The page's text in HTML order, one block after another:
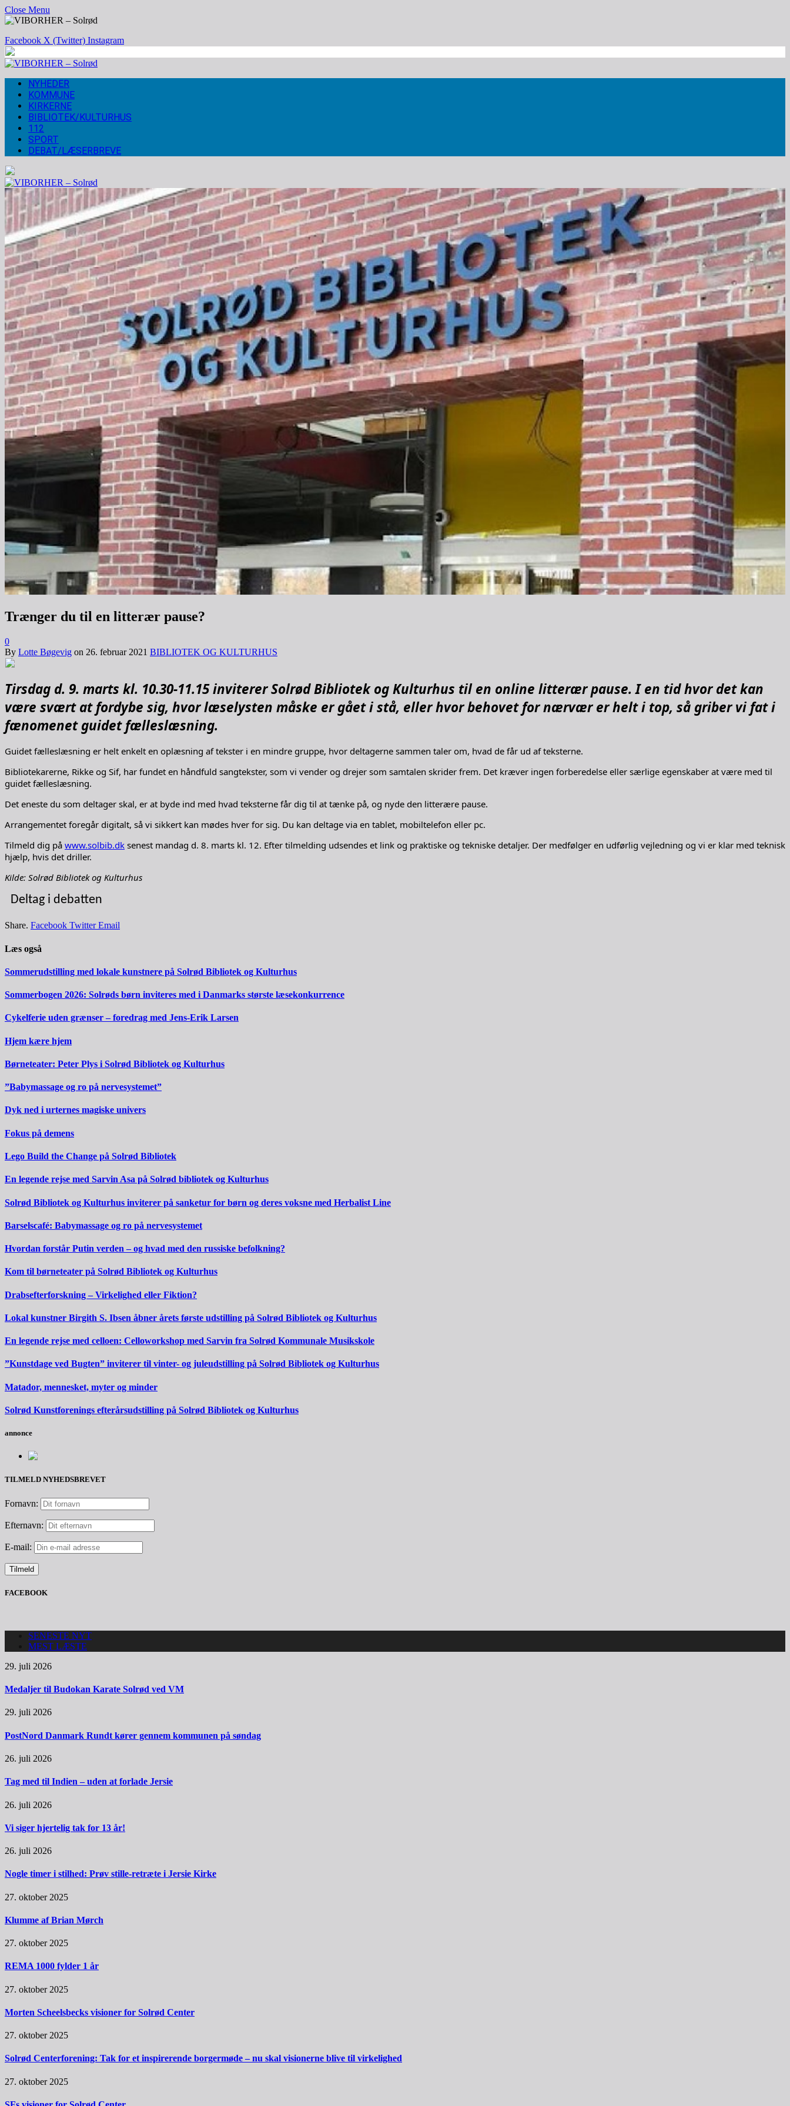
Close Menu
Facebook X (Twitter) Instagram
NYHEDER
KOMMUNE
KIRKERNE
BIBLIOTEK/KULTURHUS
112
SPORT
DEBAT/LÆSERBREVE
Trænger du til en litterær pause?
0
By Lotte Bøgevig on 26. februar 2021 BIBLIOTEK OG KULTURHUS
Tirsdag d. 9. marts kl. 10.30-11.15 inviterer Solrød Bibliotek og Kulturhus til en online litterær pause.I en tid hvor det kan
være svært at fordybe sig, hvor læselysten måske er gået i stå, eller hvor behovet for nærvær er helt i top, så griber vi fat i
fænomenet guidet fælleslæsning.
Guidet fælleslæsning er helt enkelt en oplæsning af tekster i en mindre gruppe, hvor deltagerne sammen taler om, hvad de får ud af teksterne.
Bibliotekarerne, Rikke og Sif, har fundet en håndfuld sangtekster, som vi vender og drejer som samtalen skrider frem. Det kræver ingen forberedelse eller særlige egenskaber at være med til
guidet fælleslæsning.
Det eneste du som deltager skal, er at byde ind med hvad teksterne får dig til at tænke på, og nyde den litterære pause.
Arrangementet foregår digitalt, så vi sikkert kan mødes hver for sig. Du kan deltage via en tablet, mobiltelefon eller pc.
Tilmeld dig på www.solbib.dk senest mandag d. 8. marts kl. 12. Efter tilmelding udsendes et link og praktiske og tekniske detaljer. Der medfølger en udførlig vejledning og vi er klar med teknisk
hjælp, hvis det driller.
Kilde: Solrød Bibliotek og Kulturhus
Deltag i debatten
Share. Facebook Twitter Email
Læs også
Sommerudstilling med lokale kunstnere på Solrød Bibliotek og Kulturhus
Sommerbogen 2026: Solrøds børn inviteres med i Danmarks største læsekonkurrence
Cykelferie uden grænser – foredrag med Jens-Erik Larsen
Hjem kære hjem
Børneteater: Peter Plys i Solrød Bibliotek og Kulturhus
”Babymassage og ro på nervesystemet”
Dyk ned i urternes magiske univers
Fokus på demens
Lego Build the Change på Solrød Bibliotek
En legende rejse med Sarvin Asa på Solrød bibliotek og Kulturhus
Solrød Bibliotek og Kulturhus inviterer på sanketur for børn og deres voksne med Herbalist Line
Barselscafé: Babymassage og ro på nervesystemet
Hvordan forstår Putin verden – og hvad med den russiske befolkning?
Kom til børneteater på Solrød Bibliotek og Kulturhus
Drabsefterforskning – Virkelighed eller Fiktion?
Lokal kunstner Birgith S. Ibsen åbner årets første udstilling på Solrød Bibliotek og Kulturhus
En legende rejse med celloen: Celloworkshop med Sarvin fra Solrød Kommunale Musikskole
”Kunstdage ved Bugten” inviterer til vinter- og juleudstilling på Solrød Bibliotek og Kulturhus
Matador, mennesket, myter og minder
Solrød Kunstforenings efterårsudstilling på Solrød Bibliotek og Kulturhus
annonce
TILMELD NYHEDSBREVET
Fornavn:
Efternavn:
E-mail:
FACEBOOK
SENESTE NYT
MEST LÆSTE
29. juli 2026
Medaljer til Budokan Karate Solrød ved VM
29. juli 2026
PostNord Danmark Rundt kører gennem kommunen på søndag
26. juli 2026
Tag med til Indien – uden at forlade Jersie
26. juli 2026
Vi siger hjertelig tak for 13 år!
26. juli 2026
Nogle timer i stilhed: Prøv stille-retræte i Jersie Kirke
27. oktober 2025
Klumme af Brian Mørch
27. oktober 2025
REMA 1000 fylder 1 år
27. oktober 2025
Morten Scheelsbecks visioner for Solrød Center
27. oktober 2025
Solrød Centerforening: Tak for et inspirerende borgermøde – nu skal visionerne blive til virkelighed
27. oktober 2025